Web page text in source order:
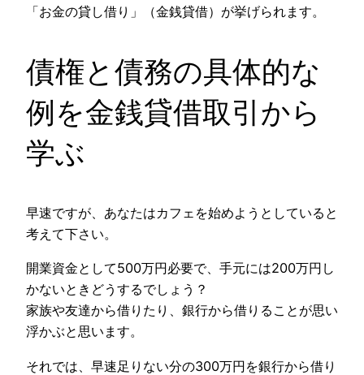
「お金の貸し借り」（金銭貸借）が挙げられます。
債権と債務の具体的な
例を金銭貸借取引から
学ぶ
早速ですが、あなたはカフェを始めようとしていると
考えて下さい。
開業資金として500万円必要で、手元には200万円し
かないときどうするでしょう？
家族や友達から借りたり、銀行から借りることが思い
浮かぶと思います。
それでは、早速足りない分の300万円を銀行から借り